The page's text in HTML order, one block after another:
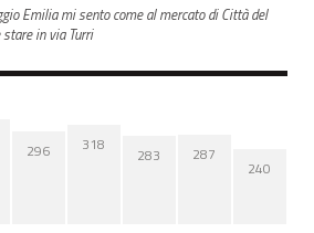
Emilia mi sento come al mercato di Città del
stare in via Turri
296 318
283 287
240